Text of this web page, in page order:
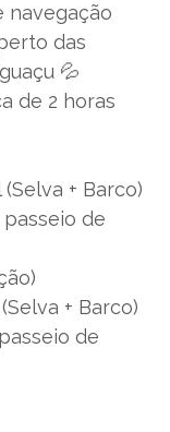
navegação
das
💦
de 2 horas
+ Barco)
passeio de
+ Barco)
de